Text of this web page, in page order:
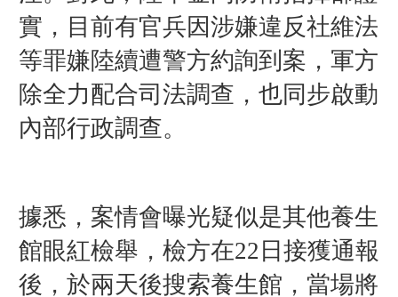
實，目前有官兵因涉嫌違反社維法
等罪嫌陸續遭警方約詢到案，軍方
除全力配合司法調查，也同步啟動
內部行政調查。
據悉，案情會曝光疑似是其他養生
館眼紅檢舉，檢方在22日接獲通報
後，於兩天後搜索養生館，當場將